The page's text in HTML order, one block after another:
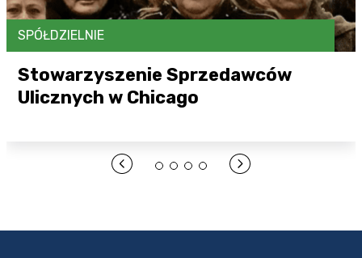
SPÓŁDZIELNIE
Stowarzyszenie Sprzedawców
Ulicznych w Chicago